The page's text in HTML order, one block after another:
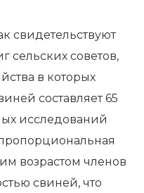
свидетельствуют
сельских советов,
в которых
составляет 65
исследований
возрастом членов
свиней, что